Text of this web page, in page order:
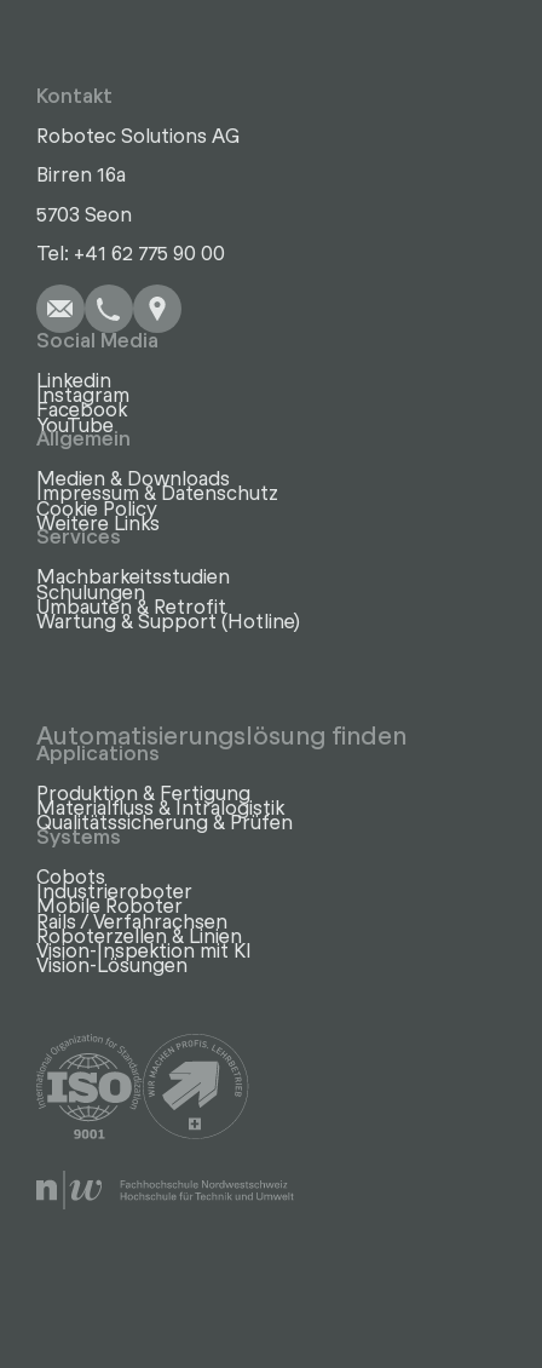
Kontakt
Robotec Solutions AG
Birren 16a
5703 Seon
Tel: +41 62 775 90 00
Kopieren
Anrufen Kopieren
Social Media
Linkedin
Instagram
Facebook
YouTube
Allgemein
Medien & Downloads
Impressum & Datenschutz
Cookie Policy
Weitere Links
Services
Machbarkeitsstudien
Schulungen
Umbauten & Retrofit
Wartung & Support (Hotline)
Automatisierungslösung finden
Applications
Produktion & Fertigung
Materialfluss & Intralogistik
Qualitätssicherung & Prüfen
Systems
Cobots
Industrieroboter
Mobile Roboter
Rails / Verfahrachsen
Roboterzellen & Linien
Vision-Inspektion mit KI
Vision-Lösungen